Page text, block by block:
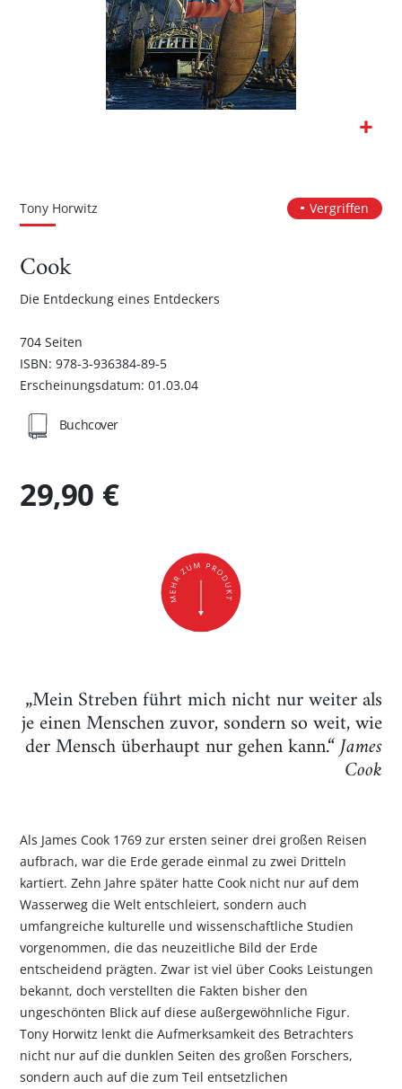
Bildgalerie
Tony Horwitz Vergriffen
Cook
Die Entdeckung eines Entdeckers
704 Seiten
ISBN: 978-3-936384-89-5
Erscheinungsdatum: 01.03.04
29,90 €
Buchcover
„Mein Streben führt mich nicht nur weiter als
je einen Menschen zuvor, sondern so weit, wie
der Mensch überhaupt nur gehen kann.“James
Cook
Als James Cook 1769 zur ersten seiner drei großen Reisen
aufbrach, war die Erde gerade einmal zu zwei Dritteln
kartiert. Zehn Jahre später hatte Cook nicht nur auf dem
Wasserweg die Welt entschleiert, sondern auch
umfangreiche kulturelle und wissenschaftliche Studien
vorgenommen, die das neuzeitliche Bild der Erde
entscheidend prägten. Zwar ist viel über Cooks Leistungen
bekannt, doch verstellten die Fakten bisher den
ungeschönten Blick auf diese außergewöhnliche Figur.
Tony Horwitz lenkt die Aufmerksamkeit des Betrachters
nicht nur auf die dunklen Seiten des großen Forschers,
sondern auch auf die zum Teil entsetzlichen